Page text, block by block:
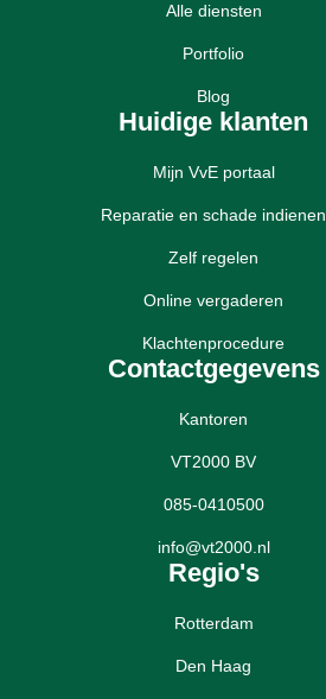
Alle diensten
Portfolio
Blog
Huidige klanten
Mijn VvE portaal
Reparatie en schade indienen
Zelf regelen
Online vergaderen
Klachtenprocedure
Contactgegevens
Kantoren
VT2000 BV
085-0410500
info@vt2000.nl
Regio's
Rotterdam
Den Haag